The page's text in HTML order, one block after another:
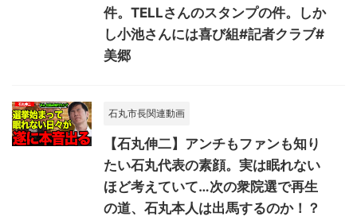
件。TELLさんのスタンプの件。しか
し小池さんには喜び組#記者クラブ#
美郷
石丸市長関連動画
【石丸伸二】アンチもファンも知り
たい石丸代表の素顔。実は眠れない
ほど考えていて…次の衆院選で再生
の道、石丸本人は出馬するのか！？